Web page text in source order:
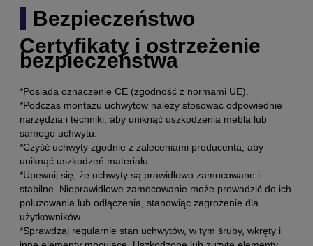
Bezpieczeństwo
Certyfikaty i ostrzeżenie
bezpieczeństwa
*Posiada oznaczenie CE (zgodność z normami UE).
*Podczas montażu uchwytów należy stosować odpowiednie
narzędzia i techniki, aby uniknąć uszkodzenia mebla lub
samego uchwytu.
*Czyść uchwyty zgodnie z zaleceniami producenta, aby
uniknąć uszkodzeń materiału.
*Upewnij się, że uchwyty są prawidłowo zamocowane i
stabilne. Nieprawidłowe zamocowanie może prowadzić do ich
poluzowania lub odłączenia, stanowiąc zagrożenie dla
użytkowników.
*Sprawdzaj regularnie stan uchwytów, w tym śruby, wkręty i